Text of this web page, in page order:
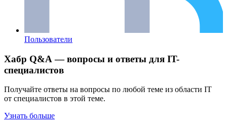
Пользователи
Хабр Q&A — вопросы и ответы для IT-
специалистов
Получайте ответы на вопросы по любой теме из области IT
от специалистов в этой теме.
Узнать больше